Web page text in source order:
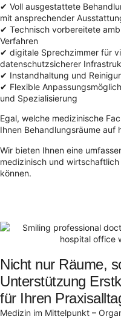
✔ Voll ausgestattete
mit ansprechender
✔ Technisch vorbereitete
Verfahren
✔ digitale Sprechzimmer für
datenschutzsicherer
✔ Instandhaltung und
✔ Flexible
und Spezialisierung
Egal, welche medizinische
Ihnen Behandlungsräume auf
Wir bieten Ihnen eine
medizinisch und
können.
Nicht nur Räume,
Unterstützung
für Ihren
Medizin im Mittelpunkt –